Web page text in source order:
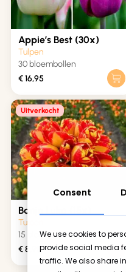
Consent
We use cookies to
provide social media
traffic. We also share
Geen
Appie’s Best (30x)
Tulpen
30 bloembollen
€16,95
Uitverkocht
Banja Luka (15x)
Tulpen
15 bloembollen
€8,95